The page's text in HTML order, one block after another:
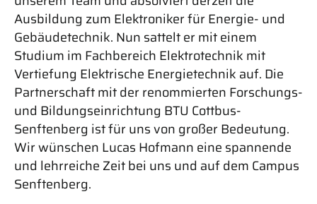
Ausbildung zum Elektroniker für Energie- und
Gebäudetechnik. Nun sattelt er mit einem
Studium im Fachbereich Elektrotechnik mit
Vertiefung Elektrische Energietechnik auf. Die
Partnerschaft mit der renommierten Forschungs-
und Bildungseinrichtung BTU Cottbus-
Senftenberg ist für uns von großer Bedeutung.
Wir wünschen Lucas Hofmann eine spannende
und lehrreiche Zeit bei uns und auf dem Campus
Senftenberg.